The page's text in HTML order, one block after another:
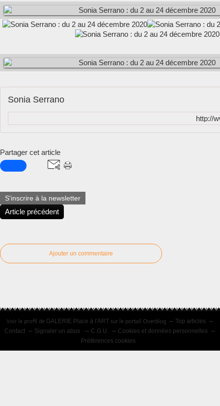
Sonia Serrano
http://
Partager cet article
S'inscrire à la newsletter
Article précédent
Ajouter un commentaire
Voir le profil de GALERIE Place à l'ART sur le portail Overblog
Top articles
Contact
Signaler un abus C.G.U.
Cookies et données personnelles
Préférences cookies